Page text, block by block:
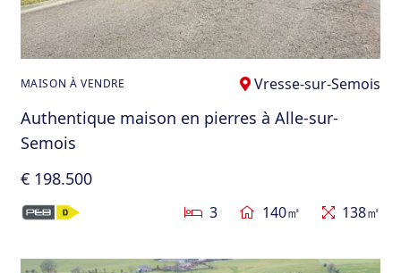
MAISON À VENDRE Vresse-sur-Semois
Authentique maison en pierres à Alle-sur-
Semois
€ 198.500
3 140㎡ 138㎡